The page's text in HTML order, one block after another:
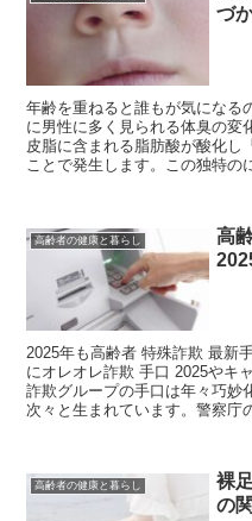
づ
年齢を重ねると誰もが気になる
に男性に多く見られる体臭の変
皮脂に含まれる脂肪酸が酸化し
ことで発生します。この独特の
高齢者の健康と暮らし
高
2025年も高齢者 特殊詐欺 最新
にオレオレ詐欺 手口 2025やキ
詐欺グループの手口は年々巧妙
次々と生まれています。警察庁
高齢者の健康と暮らし
裸
の